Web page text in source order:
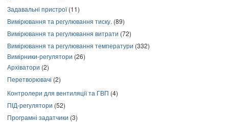
Задавальні пристрої(11)
Вимірювання та регулювання тиску. (89)
Вимірювання та регулювання витрати (72)
Вимірювання та регулювання температури (332)
Вимірники-регулятори (26)
Архіватори (2)
Перетворювачі (2)
Контролери для вентиляції та ГВП (4)
ПІД-регулятори (52)
Програмні задатчики (3)